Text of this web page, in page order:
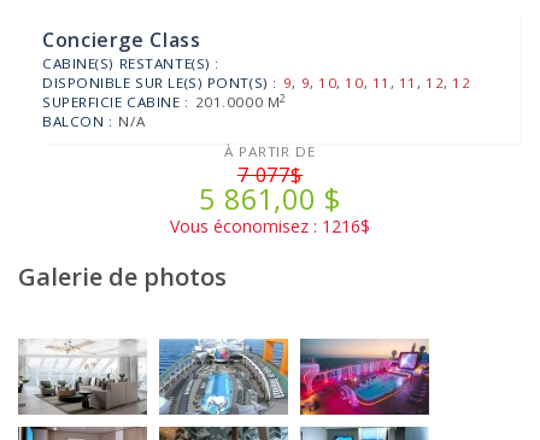
Concierge Class
CABINE(S) RESTANTE(S) :
DISPONIBLE SUR LE(S) PONT(S) : 9, 9, 10, 10, 11 , 11, 12, 12
SUPERFICIE CABINE : 201.0000 M2
BALCON : N/A
À PARTIR DE
7 077$
5 861,00 $
Vous économisez : 1216$
Galerie de photos